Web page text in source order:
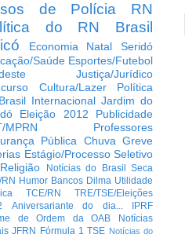
de Polícia
RN
do RN
Brasil
Economia Natal
Seridó
Saúde Esportes/Futebol
Justiça/Jurídico
Cultura/Lazer
Política
Internacional Jardim do
Eleição 2012
Publicidade
MPRN
Professores
Pública Chuva Greve
Estágio/Processo Seletivo
Religião Notícias do Brasil
Seca
Humor Bancos Dilma Utilidade
TCE/RN
TRE/TSE/Eleições
Aniversariante do dia...
IPRF
de Ordem da OAB
Notícias
JFRN Fórmula 1 TSE Notícias do